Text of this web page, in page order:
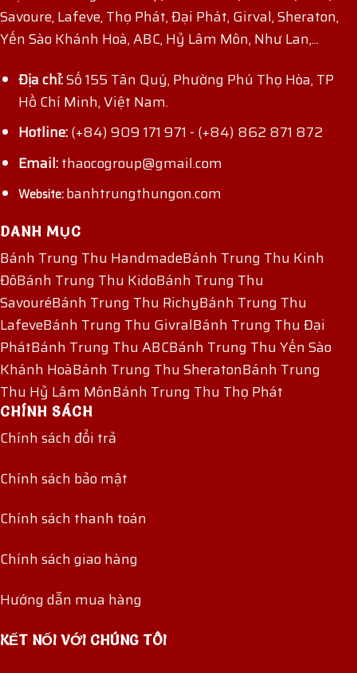
Savoure, Lafeve, Thọ Phát, Đại Phát, Girval, Sheraton,
Yến Sào Khánh Hoà, ABC, Hỷ Lâm Môn, Như Lan,...
Địa chỉ:Số 155 Tân Quý, Phường Phú Thọ Hòa, TP
Hồ Chí Minh, Việt Nam.
Hotline:(+84) 909 171 971 - (+84) 862 871 872
Email:thaocogroup@gmail.com
Website:banhtrungthungon.com
DANH MỤC
Bánh Trung Thu HandmadeBánh Trung Thu Kinh
ĐôBánh Trung Thu KidoBánh Trung Thu
SavouréBánh Trung Thu RichyBánh Trung Thu
LafeveBánh Trung Thu GivralBánh Trung Thu Đại
PhátBánh Trung Thu ABCBánh Trung Thu Yến Sào
Khánh HoàBánh Trung Thu SheratonBánh Trung
Thu Hỷ Lâm MônBánh Trung Thu Thọ Phát
CHÍNH SÁCH
Chính sách đổi trả
Chính sách bảo mật
Chính sách thanh toán
Chính sách giao hàng
Hướng dẫn mua hàng
KẾT NỐI VỚI CHÚNG TÔI